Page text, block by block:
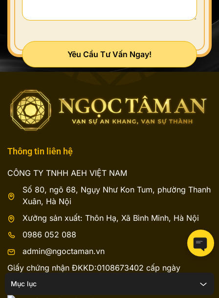
Mục lục
Yêu Cầu Tư Vấn Ngay!
Thông tin liên hệ
CÔNG TY TNHH AEH VIỆT NAM
Số 80, ngõ 68, Ngụy Như Kon Tum, phường Thanh
Xuân, Hà Nội
Xưởng sản xuất: Thôn Hạ, Xã Bình Minh, Hà Nội
0986 052 088
admin@ngoctaman.vn
Giấy chứng nhận ĐKKD:0108673402 cấp ngày
28/03/2019